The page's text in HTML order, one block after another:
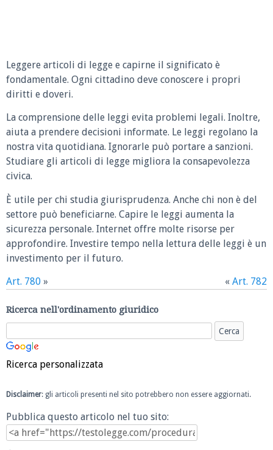
Leggere articoli di legge e capirne il significato è
fondamentale. Ogni cittadino deve conoscere i propri
diritti e doveri.
La comprensione delle leggi evita problemi legali. Inoltre,
aiuta a prendere decisioni informate. Le leggi regolano la
nostra vita quotidiana. Ignorarle può portare a sanzioni.
Studiare gli articoli di legge migliora la consapevolezza
civica.
È utile per chi studia giurisprudenza. Anche chi non è del
settore può beneficiarne. Capire le leggi aumenta la
sicurezza personale. Internet offre molte risorse per
approfondire. Investire tempo nella lettura delle leggi è un
investimento per il futuro.
Art. 780 » « Art. 782
Ricerca nell'ordinamento giuridico
Ricerca personalizzata
Disclaimer: gli articoli presenti nel sito potrebbero non essere aggiornati.
Pubblica questo articolo nel tuo sito: